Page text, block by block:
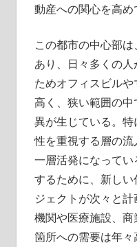
動産への関心を高め
この都市の中心部
あり、日々多くの
ためオフィスビル
高く、狭い範囲の
異が生じている。
性を重視する層の
一層活発になって
するために、新し
ジェクトが次々と
機関や医療施設、
箇所への需要は年々